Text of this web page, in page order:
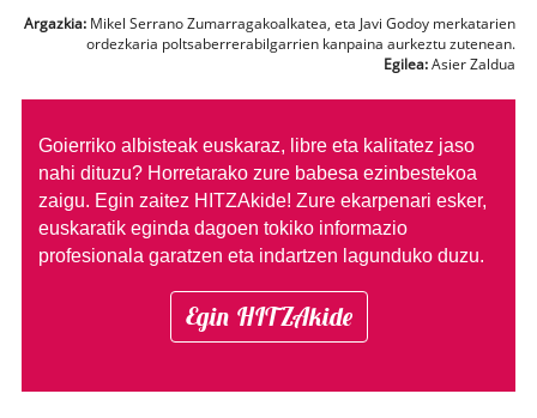
Argazkia: Mikel Serrano Zumarragakoalkatea, eta Javi Godoy merkatarien
ordezkaria poltsaberrerabilgarrien kanpaina aurkeztu zutenean.
Egilea:Asier Zaldua
Goierriko albisteak euskaraz, libre eta kalitatez jaso
nahi dituzu? Horretarako zure babesa ezinbestekoa
zaigu. Egin zaitez HITZAkide! Zure ekarpenari esker,
euskaratik eginda dagoen tokiko informazio
profesionala garatzen eta indartzen lagunduko duzu.
Egin HITZAkide